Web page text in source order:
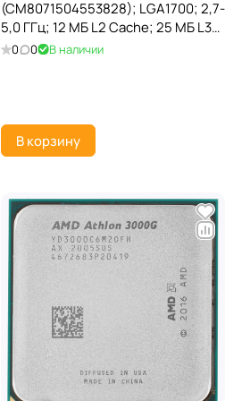
(CM8071504553828); LGA1700; 2,7-
5,0 ГГц; 12 МБ L2 Cache; 25 МБ L3
Cache; Alder Lake; Intel UHD 770;
0 0 В наличии
В корзину